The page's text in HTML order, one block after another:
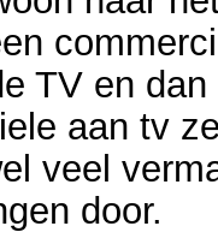
TV en
aan tv
veel
door.